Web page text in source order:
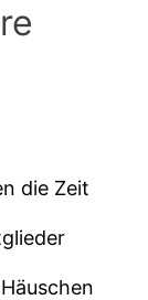
die Zeit